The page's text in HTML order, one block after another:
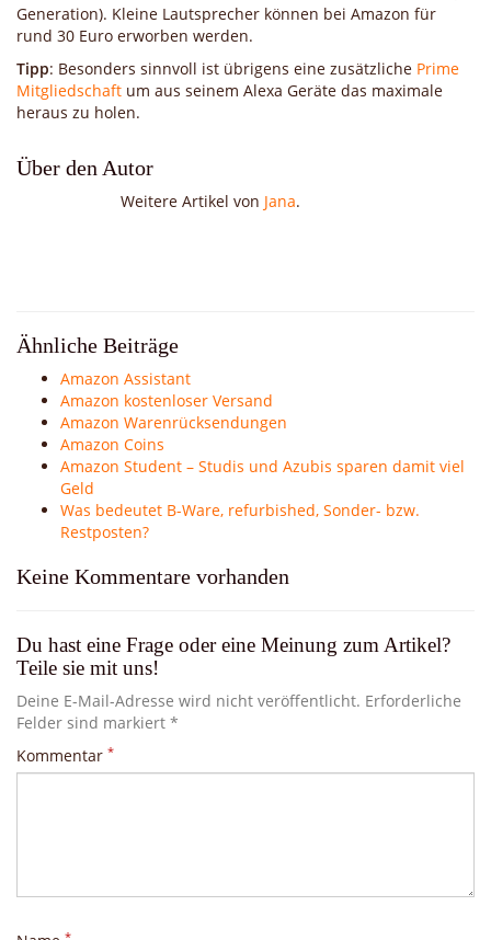
Generation). Kleine Lautsprecher können bei Amazon für
rund 30 Euro erworben werden.
Tipp: Besonders sinnvoll ist übrigens eine zusätzliche Prime
Mitgliedschaft um aus seinem Alexa Geräte das maximale
heraus zu holen.
Über den Autor
Weitere Artikel von Jana.
Ähnliche Beiträge
Amazon Assistant
Amazon kostenloser Versand
Amazon Warenrücksendungen
Amazon Coins
Amazon Student – Studis und Azubis sparen damit viel
Geld
Was bedeutet B-Ware, refurbished, Sonder- bzw.
Restposten?
Keine Kommentare vorhanden
Du hast eine Frage oder eine Meinung zum Artikel?
Teile sie mit uns!
Deine E-Mail-Adresse wird nicht veröffentlicht. Erforderliche
Felder sind markiert *
Kommentar *
*